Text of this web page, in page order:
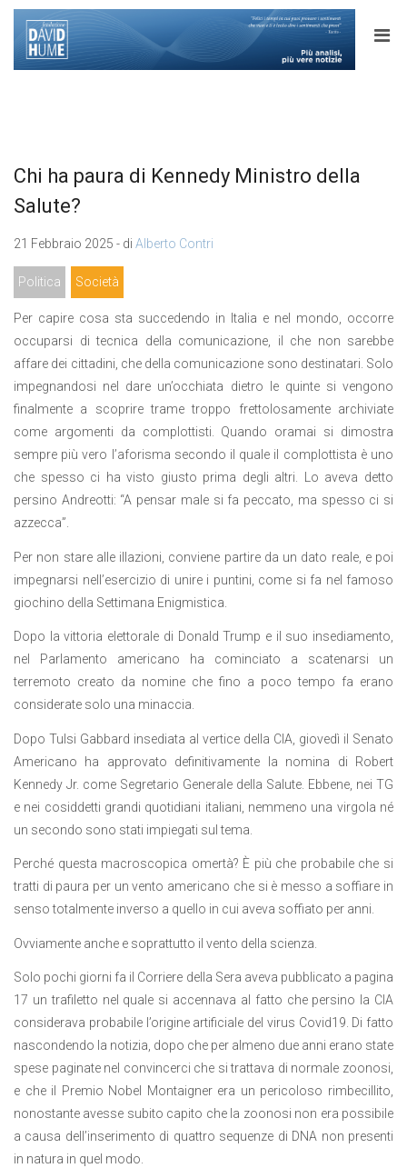
Chi ha paura di Kennedy Ministro della
Salute?
21 Febbraio 2025 - di Alberto Contri
Politica Società
Per capire cosa sta succedendo in Italia e nel mondo, occorre
occuparsi di tecnica della comunicazione, il che non sarebbe
affare dei cittadini, che della comunicazione sono destinatari. Solo
impegnandosi nel dare un’occhiata dietro le quinte si vengono
finalmente a scoprire trame troppo frettolosamente archiviate
come argomenti da complottisti. Quando oramai si dimostra
sempre più vero l’aforisma secondo il quale il complottista è uno
che spesso ci ha visto giusto prima degli altri. Lo aveva detto
persino Andreotti: “A pensar male si fa peccato, ma spesso ci si
azzecca”.
Per non stare alle illazioni, conviene partire da un dato reale, e poi
impegnarsi nell’esercizio di unire i puntini, come si fa nel famoso
giochino della Settimana Enigmistica.
Dopo la vittoria elettorale di Donald Trump e il suo insediamento,
nel Parlamento americano ha cominciato a scatenarsi un
terremoto creato da nomine che fino a poco tempo fa erano
considerate solo una minaccia.
Dopo Tulsi Gabbard insediata al vertice della CIA, giovedì il Senato
Americano ha approvato definitivamente la nomina di Robert
Kennedy Jr. come Segretario Generale della Salute. Ebbene, nei TG
e nei cosiddetti grandi quotidiani italiani, nemmeno una virgola né
un secondo sono stati impiegati sul tema.
Perché questa macroscopica omertà? È più che probabile che si
tratti di paura per un vento americano che si è messo a soffiare in
senso totalmente inverso a quello in cui aveva soffiato per anni.
Ovviamente anche e soprattutto il vento della scienza.
Solo pochi giorni fa il Corriere della Sera aveva pubblicato a pagina
17 un trafiletto nel quale si accennava al fatto che persino la CIA
considerava probabile l’origine artificiale del virus Covid19. Di fatto
nascondendo la notizia, dopo che per almeno due anni erano state
spese paginate nel convincerci che si trattava di normale zoonosi,
e che il Premio Nobel Montaigner era un pericoloso rimbecillito,
nonostante avesse subito capito che la zoonosi non era possibile
a causa dell’inserimento di quattro sequenze di DNA non presenti
in natura in quel modo.